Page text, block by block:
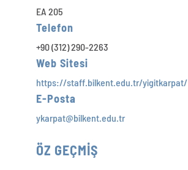
EA 205
Telefon
+90 (312) 290-2263
Web Sitesi
https://staff.bilkent.edu.tr/yigitkarpat/
E-Posta
ykarpat@bilkent.edu.tr
ÖZ GEÇMİŞ